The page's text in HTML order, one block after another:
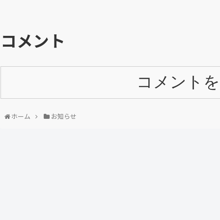
コメント
コメント
ホーム お知らせ